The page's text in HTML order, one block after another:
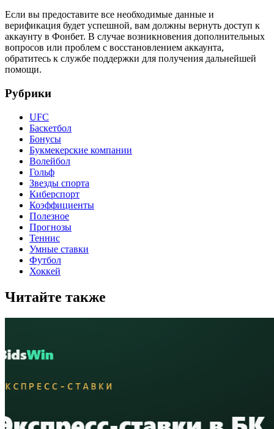
Если вы предоставите все необходимые данные и
верификация будет успешной, вам должны вернуть доступ к
аккаунту в Фонбет. В случае возникновения дополнительных
вопросов или проблем с восстановлением аккаунта,
обратитесь к службе поддержки для получения дальнейшей
помощи.
Рубрики
UFC
Баскетбол
Бонусы
Букмекерские компании
Волейбол
Гольф
Звезды спорта
Киберспорт
Коэффициенты
Полезное
Прогнозы
Теннис
Умные ставки
Футбол
Хоккей
Читайте также